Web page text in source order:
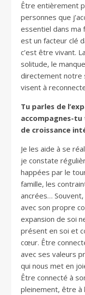
Être entièrement
personnes que
essentiel dans ma
est un facteur clé
c’est être vivant.
solitude, le
directement notre
visent à
Tu parles de
accompagnes-
de croissance
Je les aide à se
je constate
happées par le
famille, les
ancrées…
avec son propre
expansion de soi
présent en soi et
cœur. Être
avec ses valeurs
qui nous met en
Être connecté à
pleinement, être à